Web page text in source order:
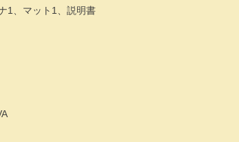
1、マット1、説明書